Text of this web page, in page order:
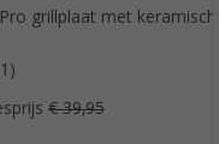
grillplaat met
€ 39,95